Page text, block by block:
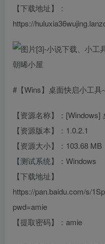
【下载地址】：
https://
#【Wins】桌面快启小工具
【资源名称】：
【资源版本】：1.0.2.1
【资源大小】：103.68 MB
【测试系统】：Windows
【下载地址】
https://pan.baidu.com/s/
pwd=amie
【提取密码】：amie